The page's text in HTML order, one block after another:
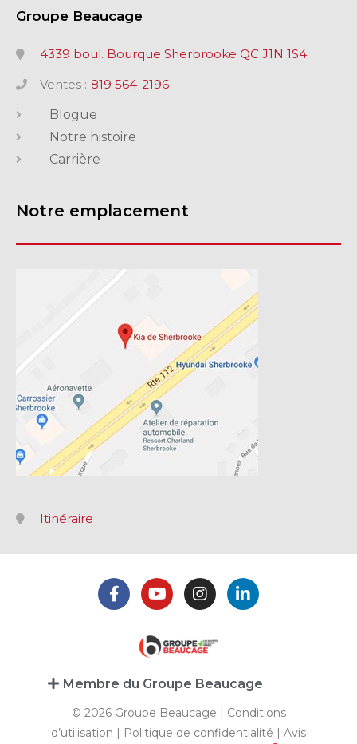
Groupe Beaucage
4339 boul. Bourque Sherbrooke QC J1N 1S4
Ventes : 819 564-2196
Blogue
Notre histoire
Carrière
Notre emplacement
Itinéraire
Membre du Groupe Beaucage
© 2026 Groupe Beaucage | Conditions
d’utilisation
Politique de confidentialité Avis